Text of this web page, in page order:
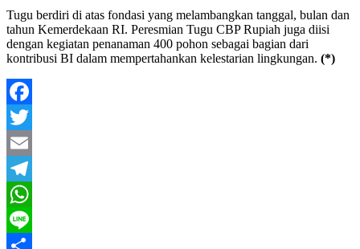
Tugu berdiri di atas fondasi yang melambangkan tanggal, bulan dan
tahun Kemerdekaan RI. Peresmian Tugu CBP Rupiah juga diisi
dengan kegiatan penanaman 400 pohon sebagai bagian dari
kontribusi BI dalam mempertahankan kelestarian lingkungan. (*)
Facebook
Twitter
Email
Telegram
WhatsApp
Line